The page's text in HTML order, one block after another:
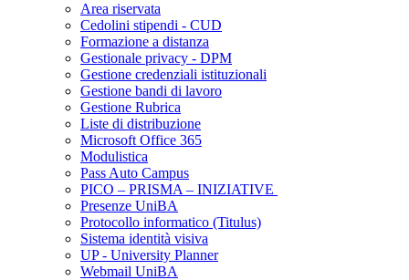
Area riservata
Cedolini stipendi - CUD
Formazione a distanza
Gestionale privacy - DPM
Gestione credenziali istituzionali
Gestione bandi di lavoro
Gestione Rubrica
Liste di distribuzione
Microsoft Office 365
Modulistica
Pass Auto Campus
PICO – PRISMA – INIZIATIVE
Presenze UniBA
Protocollo informatico (Titulus)
Sistema identità visiva
UP - University Planner
Webmail UniBA